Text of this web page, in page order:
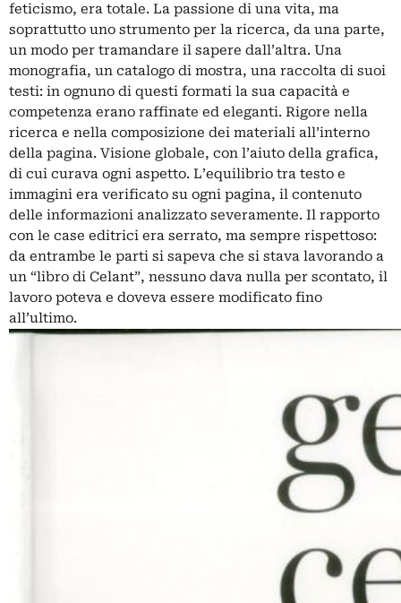
feticismo, era totale. La passione di una vita, ma
soprattutto uno strumento per la ricerca, da una parte,
un modo per tramandare il sapere dall’altra. Una
monografia, un catalogo di mostra, una raccolta di suoi
testi: in ognuno di questi formati la sua capacità e
competenza erano raffinate ed eleganti. Rigore nella
ricerca e nella composizione dei materiali all’interno
della pagina. Visione globale, con l’aiuto della grafica,
di cui curava ogni aspetto. L’equilibrio tra testo e
immagini era verificato su ogni pagina, il contenuto
delle informazioni analizzato severamente. Il rapporto
con le case editrici era serrato, ma sempre rispettoso:
da entrambe le parti si sapeva che si stava lavorando a
un “libro di Celant”, nessuno dava nulla per scontato, il
lavoro poteva e doveva essere modificato fino
all’ultimo.